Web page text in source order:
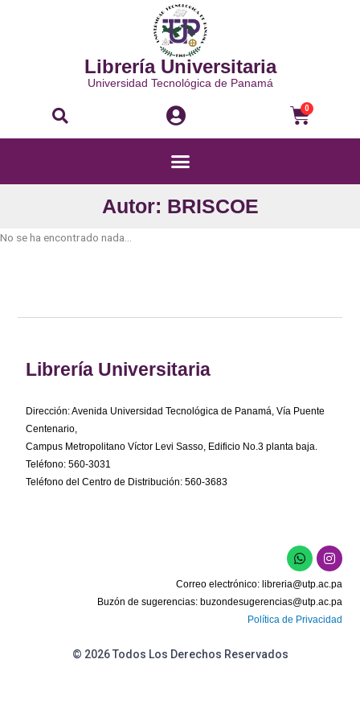
Librería Universitaria
Universidad Tecnológica de Panamá
Buscar 0
Menú
Autor: BRISCOE
No se ha encontrado nada...
Librería Universitaria
Dirección: Avenida Universidad Tecnológica de Panamá, Vía Puente
Centenario,
Campus Metropolitano Víctor Levi Sasso, Edificio No.3 planta baja.
Teléfono: 560-3031
Teléfono del Centro de Distribución: 560-3683
W
h
a
t
s
a
p
I
n
s
t
a
g
r
Correo electrónico: libreria@utp.ac.pa
Buzón de sugerencias: buzondesugerencias@utp.ac.pa
Política de Privacidad
© 2026 Todos Los Derechos Reservados